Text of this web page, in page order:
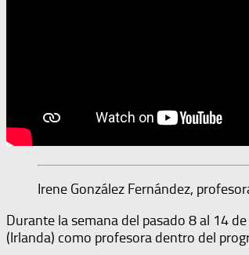
Irene González Fernández,
Durante la semana del pasado 8 al 14
(Irlanda) como profesora dentro del